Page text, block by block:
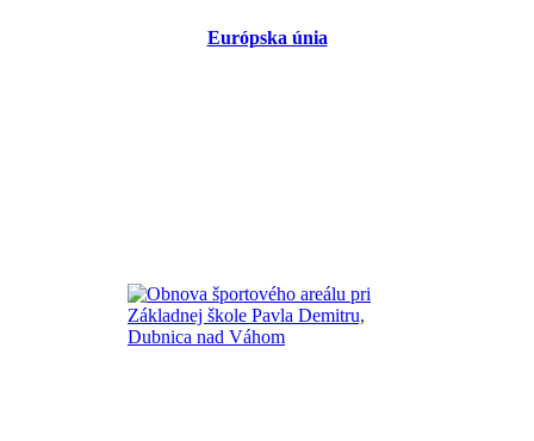
Európska únia